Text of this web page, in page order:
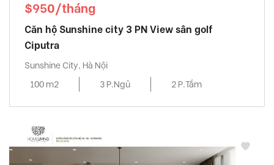
$950/tháng
Căn hộ Sunshine city 3 PN View sân golf
Ciputra
Sunshine City, Hà Nội
100 m2
3 P.Ngủ 2 P.Tắm